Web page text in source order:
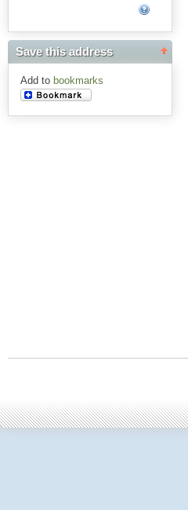
Save this address
Add to bookmarks